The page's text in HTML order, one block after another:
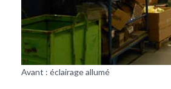
Avant : éclairage allumé